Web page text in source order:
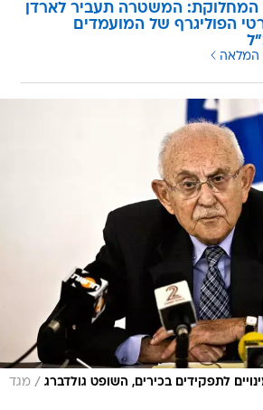
המחלוקת: המשטרה תעביר לארדן
הפוליגרף של המועמדים
המלאה
לתפקידים בכירים, השופט גולדברג / מגד